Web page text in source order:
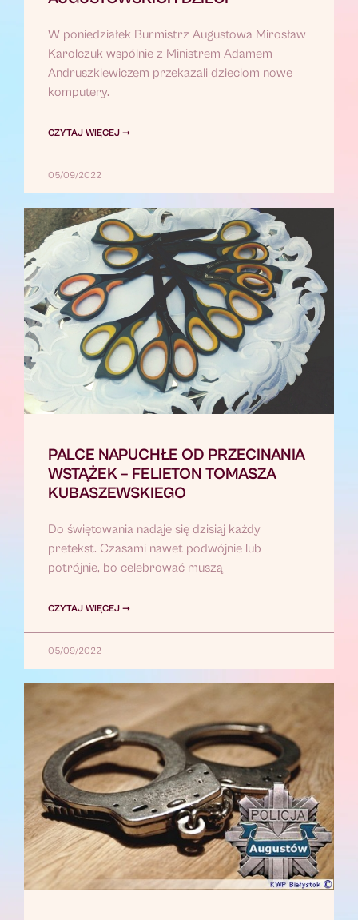
W poniedziałek Burmistrz Augustowa Mirosław
Karolczuk wspólnie z Ministrem Adamem
Andruszkiewiczem przekazali dzieciom nowe
komputery.
CZYTAJ WIĘCEJ ➞
05/09/2022
PALCE NAPUCHŁE OD PRZECINANIA
WSTĄŻEK – FELIETON TOMASZA
KUBASZEWSKIEGO
Do świętowania nadaje się dzisiaj każdy
pretekst. Czasami nawet podwójnie lub
potrójnie, bo celebrować muszą
CZYTAJ WIĘCEJ ➞
05/09/2022